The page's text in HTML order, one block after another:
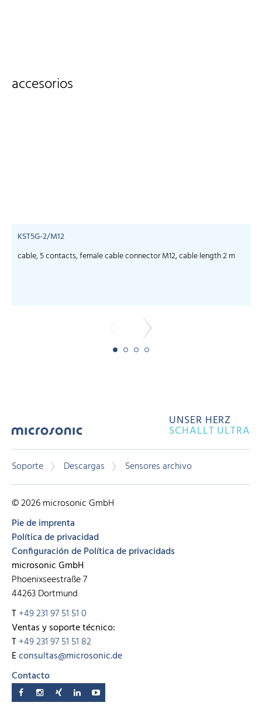
accesorios
KST5G-2/M12
cable, 5 contacts, female cable connector M12, cable length 2 m
UNSER HERZ
SCHALLT ULTRA
Soporte Descargas Sensores archivo
© 2026 microsonic GmbH
Pie de imprenta
Política de privacidad
Configuración de Política de privacidads
microsonic GmbH
Phoenixseestraße 7
44263 Dortmund
T+49 231 97 51 51 0
Ventas y soporte técnico:
T+49 231 97 51 51 82
Econsultas@microsonic.de
Contacto